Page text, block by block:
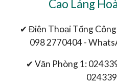
Cao Láng
✔ Điện Thoại Tổng
098 2770404 -
✔ Văn Phòng 1: